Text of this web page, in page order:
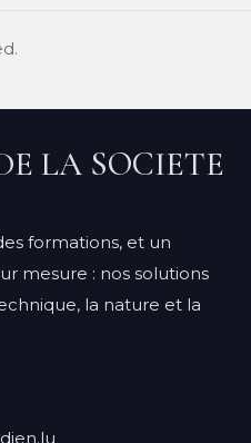
LA SOCIETE
formations, et un
mesure : nos solutions
la nature et la